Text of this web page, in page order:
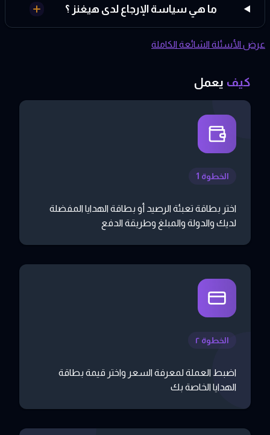
ما هي سياسة الإرجاع لدى هيغنز ؟
عرض الأسئلة الشائعة الكاملة
كيف يعمل
الخطوة 1
اختر بطاقة تعبئة الرصيد أو بطاقة الهدايا المفضلة
لديك والدولة والمبلغ وطريقة الدفع
الخطوة ٢
اضبط العملة لمعرفة السعر واختر قيمة بطاقة
الهدايا الخاصة بك